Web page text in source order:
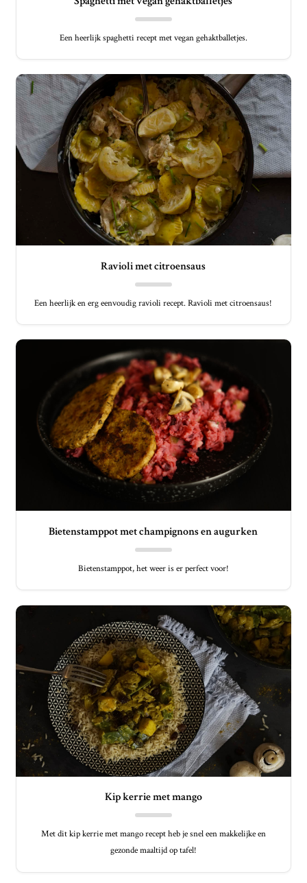
Een heerlijk spaghetti recept met vegan gehaktballetjes.
Ravioli met citroensaus
Een heerlijk en erg eenvoudig ravioli recept. Ravioli met citroensaus!
Bietenstamppot met champignons en augurken
Bietenstamppot, het weer is er perfect voor!
Kip kerrie met mango
Met dit kip kerrie met mango recept heb je snel een makkelijke en
gezonde maaltijd op tafel!